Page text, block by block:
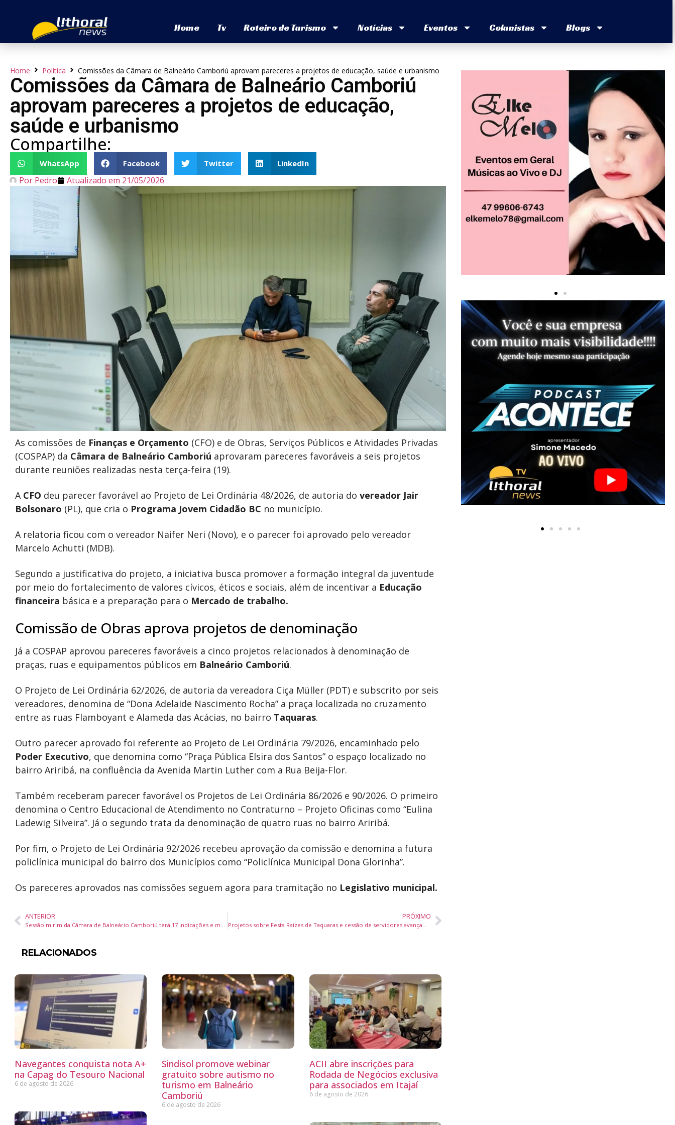
Home Tv Roteiro de Turismo Notícias Eventos Colunistas Blogs
Home Política Comissões da Câmara de Balneário Camboriú aprovam pareceres a projetos de educação, saúde e urbanismo
Comissões da Câmara de Balneário Camboriú
aprovam pareceres a projetos de educação,
saúde e urbanismo
Compartilhe:
WhatsApp Facebook Twitter LinkedIn
Por Pedro Atualizado em 21/05/2026
As comissões de Finanças e Orçamento (CFO) e de Obras, Serviços Públicos e Atividades Privadas
(COSPAP) da Câmara de Balneário Camboriú aprovaram pareceres favoráveis a seis projetos
durante reuniões realizadas nesta terça-feira (19).
A CFO deu parecer favorável ao Projeto de Lei Ordinária 48/2026, de autoria do vereador Jair
Bolsonaro (PL), que cria o Programa Jovem Cidadão BC no município.
A relatoria ficou com o vereador Naifer Neri (Novo), e o parecer foi aprovado pelo vereador
Marcelo Achutti (MDB).
Segundo a justificativa do projeto, a iniciativa busca promover a formação integral da juventude
por meio do fortalecimento de valores cívicos, éticos e sociais, além de incentivar a Educação
financeira básica e a preparação para o Mercado de trabalho.
Comissão de Obras aprova projetos de denominação
Já a COSPAP aprovou pareceres favoráveis a cinco projetos relacionados à denominação de
praças, ruas e equipamentos públicos em Balneário Camboriú.
O Projeto de Lei Ordinária 62/2026, de autoria da vereadora Ciça Müller (PDT) e subscrito por seis
vereadores, denomina de “Dona Adelaide Nascimento Rocha” a praça localizada no cruzamento
entre as ruas Flamboyant e Alameda das Acácias, no bairro Taquaras.
Outro parecer aprovado foi referente ao Projeto de Lei Ordinária 79/2026, encaminhado pelo
Poder Executivo, que denomina como “Praça Pública Elsira dos Santos” o espaço localizado no
bairro Ariribá, na confluência da Avenida Martin Luther com a Rua Beija-Flor.
Também receberam parecer favorável os Projetos de Lei Ordinária 86/2026 e 90/2026. O primeiro
denomina o Centro Educacional de Atendimento no Contraturno – Projeto Oficinas como “Eulina
Ladewig Silveira”. Já o segundo trata da denominação de quatro ruas no bairro Ariribá.
Por fim, o Projeto de Lei Ordinária 92/2026 recebeu aprovação da comissão e denomina a futura
policlínica municipal do bairro dos Municípios como “Policlínica Municipal Dona Glorinha”.
Os pareceres aprovados nas comissões seguem agora para tramitação no Legislativo municipal.
ANTERIOR
Sessão mirim da Câmara de Balneário Camboriú terá 17 indicações e moção nesta quinta-feira
PRÓXIMO
Projetos sobre Festa Raízes de Taquaras e cessão de servidores avançam na Câmara de Balneário Camboriú
RELACIONADOS
Navegantes conquista nota A+
na Capag do Tesouro Nacional
6 de agosto de 2026
Sindisol promove webinar
gratuito sobre autismo no
turismo em Balneário
Camboriú
6 de agosto de 2026
ACII abre inscrições para
Rodada de Negócios exclusiva
para associados em Itajaí
6 de agosto de 2026